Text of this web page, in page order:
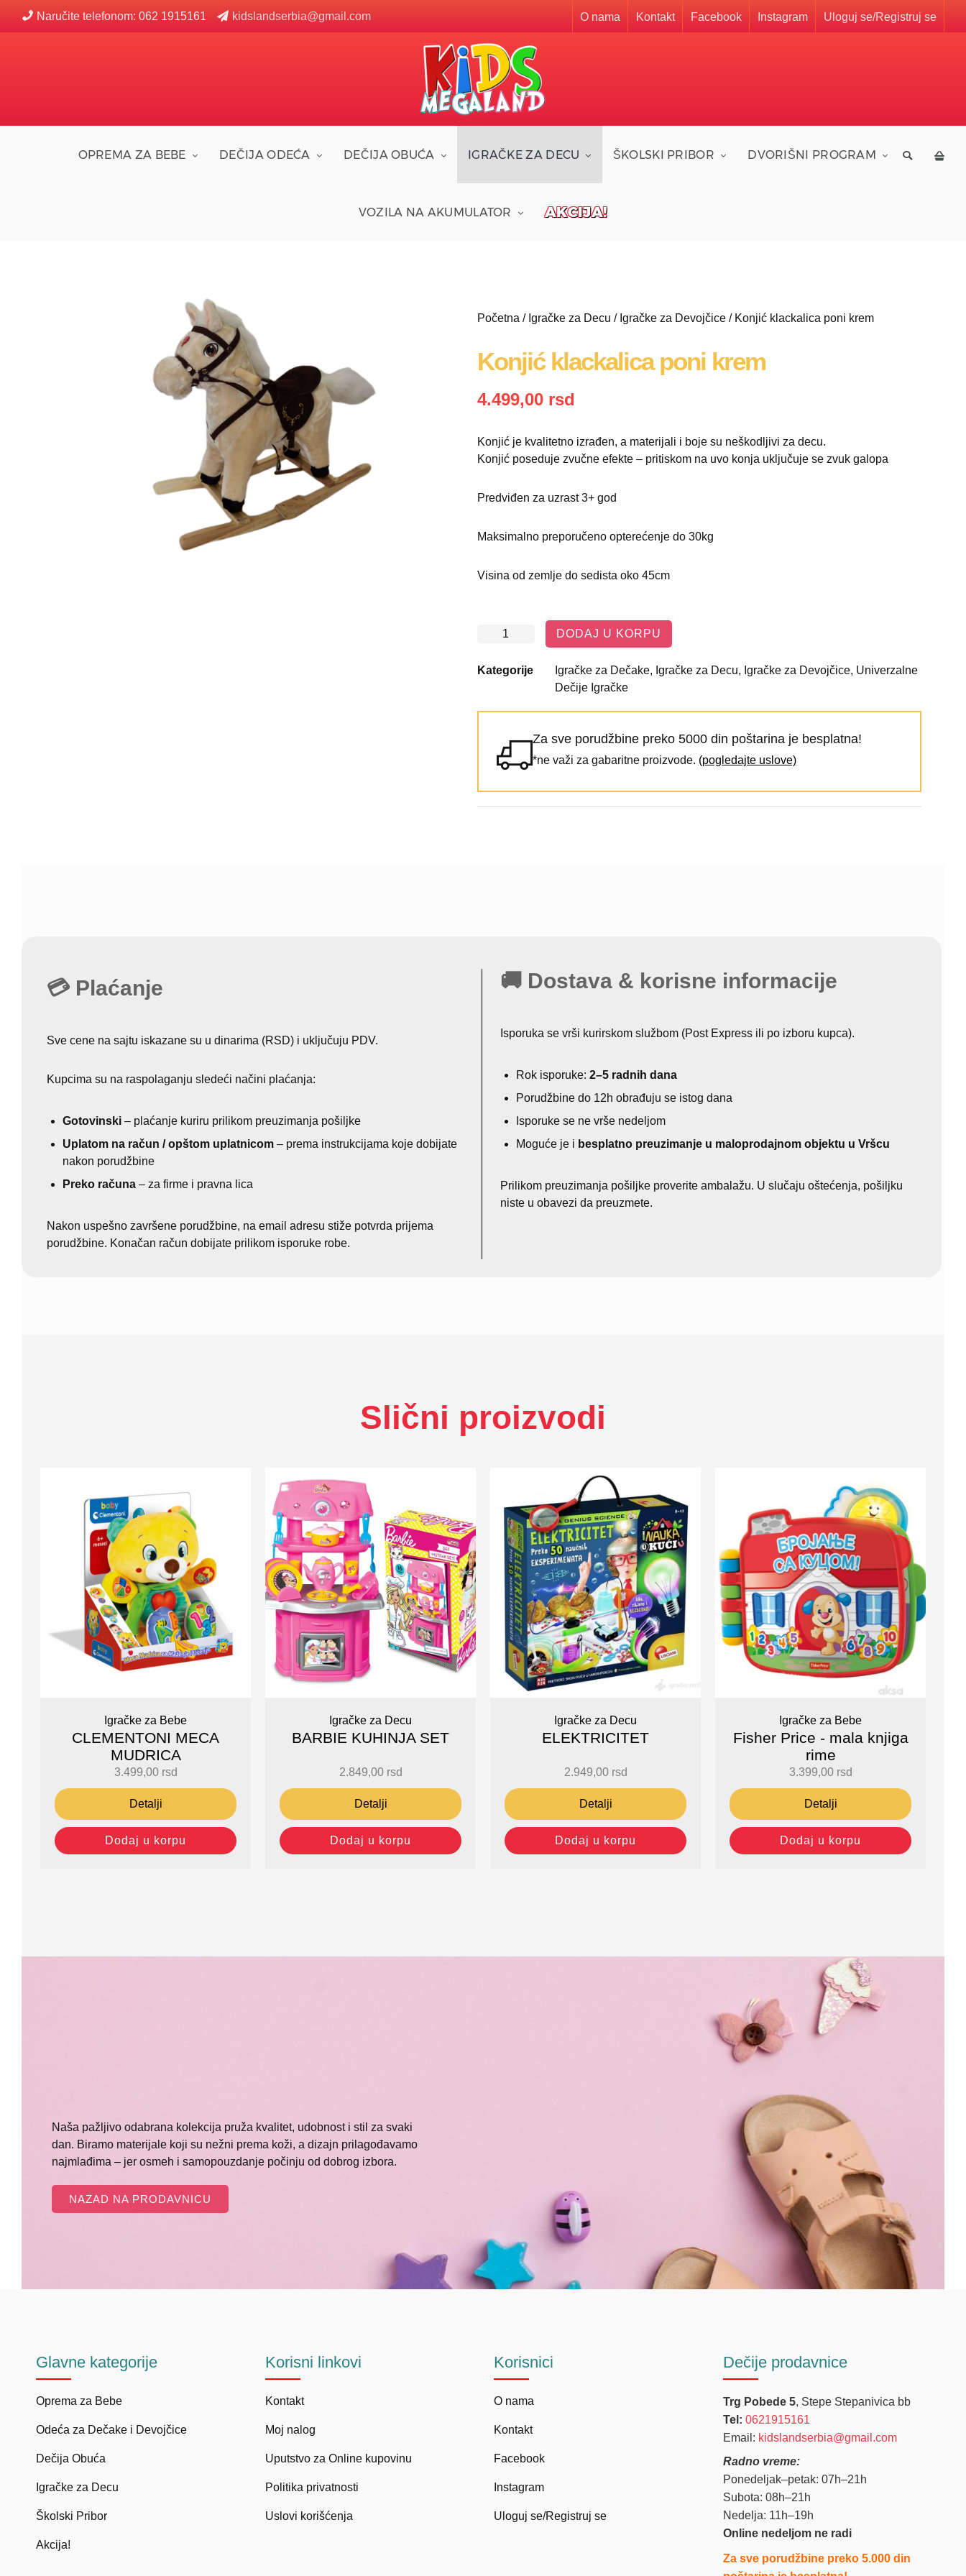
Naručite telefonom: 062 1915161 kidslandserbia@gmail.com O nama Kontakt Facebook Instagram Uloguj se/Registruj se
OPREMA ZA BEBE DEČIJA ODEĆA DEČIJA OBUĆA IGRAČKE ZA DECU ŠKOLSKI PRIBOR DVORIŠNI PROGRAM
VOZILA NA AKUMULATOR AKCIJA!
Početna / Igračke za Decu / Igračke za Devojčice/ Konjić klackalica poni krem
Konjić klackalica poni krem
4.499,00 rsd
Konjić je kvalitetno izrađen, a materijali i boje su neškodljivi za decu.
Konjić poseduje zvučne efekte – pritiskom na uvo konja uključuje se zvuk galopa
Predviđen za uzrast 3+ god
Maksimalno preporučeno opterećenje do 30kg
Visina od zemlje do sedista oko 45cm
DODAJ U KORPU
Kategorije Igračke za Dečake, Igračke za Decu, Igračke za Devojčice, Univerzalne
Dečije Igračke
Za sve porudžbine preko 5000 din poštarina je besplatna!
*ne važi za gabaritne proizvode. (pogledajte uslove)
💳 Plaćanje
Sve cene na sajtu iskazane su u dinarima (RSD) i uključuju PDV.
Kupcima su na raspolaganju sledeći načini plaćanja:
Gotovinski – plaćanje kuriru prilikom preuzimanja pošiljke
Uplatom na račun / opštom uplatnicom – prema instrukcijama koje dobijate
nakon porudžbine
Preko računa – za firme i pravna lica
Nakon uspešno završene porudžbine, na email adresu stiže potvrda prijema
porudžbine. Konačan račun dobijate prilikom isporuke robe.
🚚 Dostava & korisne informacije
Isporuka se vrši kurirskom službom (Post Express ili po izboru kupca).
Rok isporuke:2–5 radnih dana
Porudžbine do 12h obrađuju se istog dana
Isporuke se ne vrše nedeljom
Moguće je i besplatno preuzimanje u maloprodajnom objektu u Vršcu
Prilikom preuzimanja pošiljke proverite ambalažu. U slučaju oštećenja, pošiljku
niste u obavezi da preuzmete.
Slični proizvodi
Igračke za Bebe
CLEMENTONI MECA
MUDRICA
3.499,00 rsd
Detalji
Dodaj u korpu
Igračke za Decu
BARBIE KUHINJA SET
2.849,00 rsd
Detalji
Dodaj u korpu
Igračke za Decu
ELEKTRICITET
2.949,00 rsd
Detalji
Dodaj u korpu
Igračke za Bebe
Fisher Price - mala knjiga
rime
3.399,00 rsd
Detalji
Dodaj u korpu
Naša pažljivo odabrana kolekcija pruža kvalitet, udobnost i stil za svaki
dan. Biramo materijale koji su nežni prema koži, a dizajn prilagođavamo
najmlađima – jer osmeh i samopouzdanje počinju od dobrog izbora.
NAZAD NA PRODAVNICU
Glavne kategorije
Oprema za Bebe
Odeća za Dečake i Devojčice
Dečija Obuća
Igračke za Decu
Školski Pribor
Akcija!
Korisni linkovi
Kontakt
Moj nalog
Uputstvo za Online kupovinu
Politika privatnosti
Uslovi korišćenja
Korisnici
O nama
Kontakt
Facebook
Instagram
Uloguj se/Registruj se
Dečije prodavnice
Trg Pobede 5, Stepe Stepanivica bb
Tel: 0621915161
Email: kidslandserbia@gmail.com
Radno vreme:
Ponedeljak–petak: 07h–21h
Subota: 08h–21h
Nedelja: 11h–19h
Online nedeljom ne radi
Za sve porudžbine preko 5.000 din